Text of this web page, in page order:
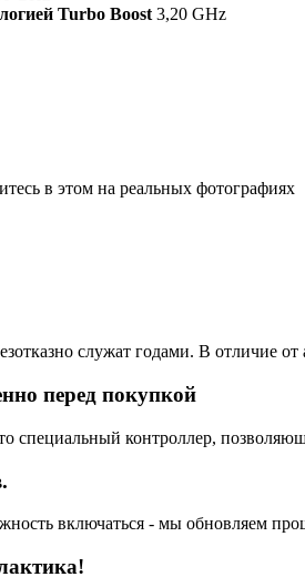
Turbo Boost 3,20 GHz
в этом на реальных фотографиях
служат годами. В отличие
перед покупкой
контроллер,
включаться - мы обновляем